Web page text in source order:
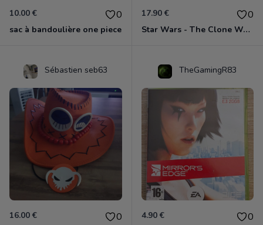
10.00 € 0
sac à bandoulière one piece
17.90 € 0
Star Wars - The Clone Wars - Les Héros De La République Xbox 360
Sébastien seb63
16.00 € 0
TheGamingR83
4.90 € 0